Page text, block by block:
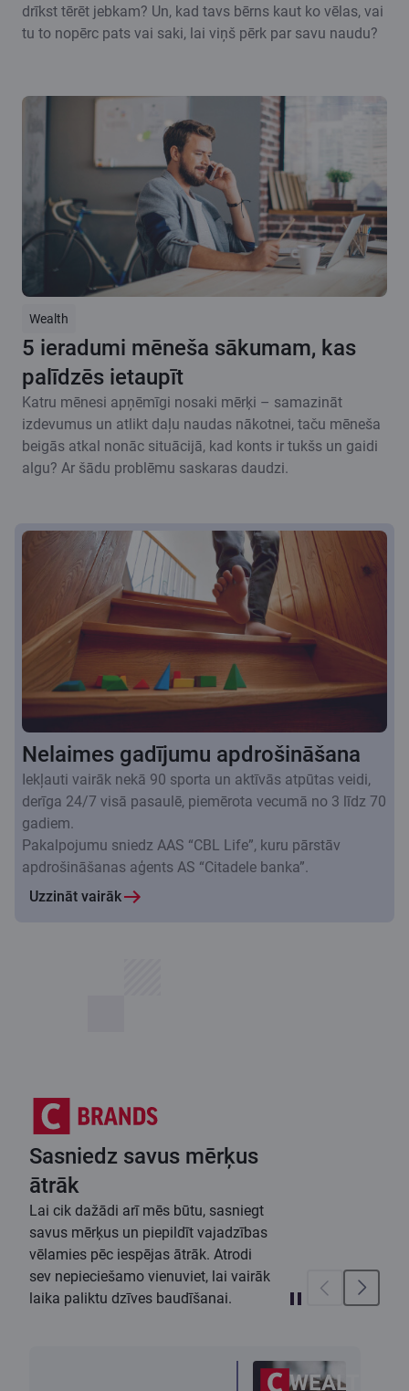
drīkst tērēt jebkam? Un, kad tavs bērns kaut ko vēlas, vai
tu to nopērc pats vai saki, lai viņš pērk par savu naudu?
Wealth
5 ieradumi mēneša sākumam, kas
palīdzēs ietaupīt
Katru mēnesi apņēmīgi nosaki mērķi – samazināt
izdevumus un atlikt daļu naudas nākotnei, taču mēneša
beigās atkal nonāc situācijā, kad konts ir tukšs un gaidi
algu? Ar šādu problēmu saskaras daudzi.
Nelaimes gadījumu apdrošināšana
Iekļauti vairāk nekā 90 sporta un aktīvās atpūtas veidi,
derīga 24/7 visā pasaulē, piemērota vecumā no 3 līdz 70
gadiem.
Pakalpojumu sniedz AAS “CBL Life”, kuru pārstāv
apdrošināšanas aģents AS “Citadele banka”.
Uzzināt vairāk
Sasniedz savus mērķus
ātrāk
Lai cik dažādi arī mēs būtu, sasniegt
savus mērķus un piepildīt vajadzības
vēlamies pēc iespējas ātrāk. Atrodi
sev nepieciešamo vienuviet, lai vairāk
laika paliktu dzīves baudīšanai.
WEALTH